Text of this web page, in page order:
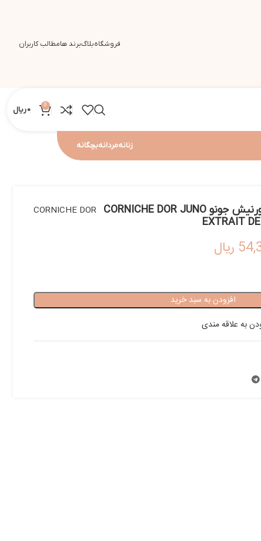
فروشگاهبلاگبرند هامطالب کاربران
0
0ریال
زنانهمردانهبچگانه
CORNICHE DOR اکستریت د پرفیوم زنانه کورنیش جونو CORNICHE DOR JUNO
EXTRAIT
ریال
افزودن به سبد خرید
به علاقه مندی